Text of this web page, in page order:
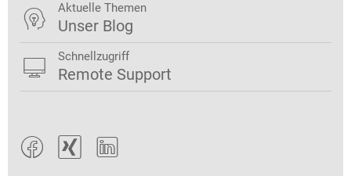
  
 Aktuelle Themen
Unser Blog
 Schnellzugriff
Remote Support